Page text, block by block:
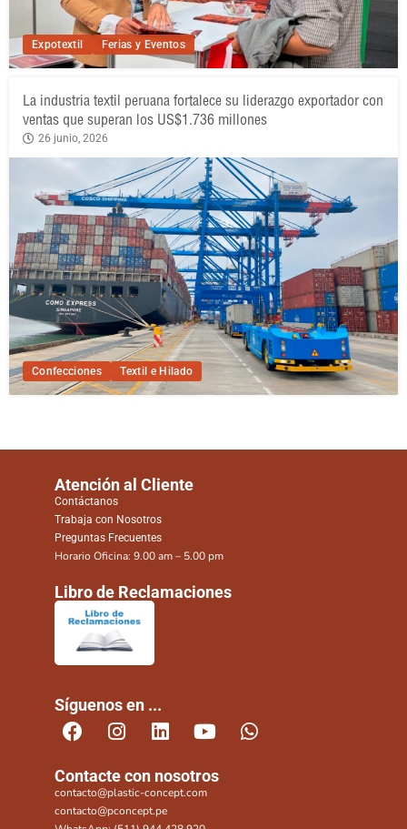
Expotextil Ferias y Eventos
Confecciones Textil e Hilado
La industria textil peruana fortalece su liderazgo exportador con
ventas que superan los US$1.736 millones
26 junio, 2026
Atención al Cliente
Contáctanos
Trabaja con Nosotros
Preguntas Frecuentes
Horario Oficina: 9.00 am – 5.00 pm
Libro de Reclamaciones
Síguenos en ...
Contacte con nosotros
contacto@plastic-concept.com
contacto@pconcept.pe